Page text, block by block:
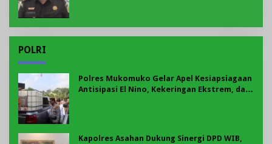
POLRI
Polres Mukomuko Gelar Apel Kesiapsiagaan
Antisipasi El Nino, Kekeringan Ekstrem, dan
Kapolres Asahan Dukung Sinergi DPD WIB,